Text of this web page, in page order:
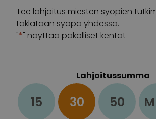
Tee lahjoitus miesten syöpien
taklataan syöpä yhdessä.
"*" näyttää pakolliset kentät
Lahjoitussumma
15 30 50